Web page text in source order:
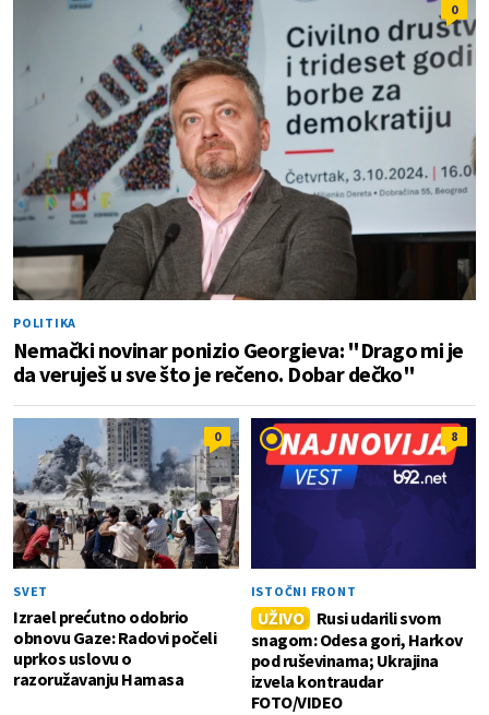
0
POLITIKA
Nemački novinar ponizio Georgieva: "Drago mi je
da veruješ u sve što je rečeno. Dobar dečko"
0
SVET
Izrael prećutno odobrio
obnovu Gaze: Radovi počeli
uprkos uslovu o
razoružavanju Hamasa
8
ISTOČNI FRONT
UŽIVO
Rusi udarili svom
snagom: Odesa gori, Harkov
pod ruševinama; Ukrajina
izvela kontraudar
FOTO/VIDEO